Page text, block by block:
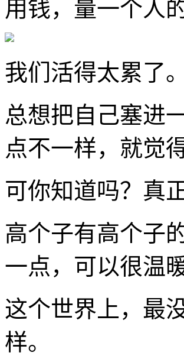
用钱，量一个人
我们活得太累了。
总想把自己塞进
点不一样，就觉
可你知道吗？真
高个子有高个子
一点，可以很温
这个世界上，最
样。